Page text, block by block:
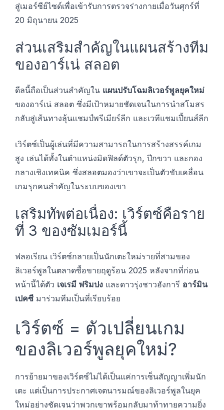
สู่เมอร์ซีย์ไซด์เพื่อเข้ารับการตรวจร่างกายเมื่อวันศุกร์ที่
20 มิถุนายน 2025
ส่วนเสริมสำคัญในแผนสร้างทีม
ของอาร์เน่ สลอต
ดีลนี้ถือเป็นส่วนสำคัญใน แผนปรับโฉมลิเวอร์พูลยุคใหม่
ของอาร์เน่ สลอต ซึ่งมีเป้าหมายชัดเจนในการนำสโมสร
กลับสู่เส้นทางลุ้นแชมป์พรีเมียร์ลีก และเวทีแชมเปี้ยนส์ลีก
เวิร์ตซ์เป็นผู้เล่นที่มีความสามารถในการสร้างสรรค์เกม
สูง เล่นได้ทั้งในตำแหน่งมิดฟิลด์ตัวรุก, ปีกขวา และกอง
กลางเชิงเทคนิค ซึ่งสลอตมองว่าเขาจะเป็นตัวขับเคลื่อน
เกมรุกคนสำคัญในระบบของเขา
เสริมทัพต่อเนื่อง: เวิร์ตซ์คือราย
ที่ 3 ของซัมเมอร์นี้
ฟลอเรียน เวิร์ตซ์กลายเป็นนักเตะใหม่รายที่สามของ
ลิเวอร์พูลในตลาดซื้อขายฤดูร้อน 2025 หลังจากที่ก่อน
หน้านี้ได้ตัว เจเรมี ฟริมปง และดาวรุ่งชาวฮังการี อาร์มิน
เปคซี มาร่วมทีมเป็นที่เรียบร้อย
เวิร์ตซ์ = ตัวเปลี่ยนเกม
ของลิเวอร์พูลยุคใหม่?
การย้ายมาของเวิร์ตซ์ไม่ได้เป็นแค่การเซ็นสัญญาเพิ่มนัก
เตะ แต่เป็นการประกาศเจตนารมณ์ของลิเวอร์พูลในยุค
ใหม่อย่างชัดเจนว่าพวกเขาพร้อมกลับมาท้าทายความยิ่ง